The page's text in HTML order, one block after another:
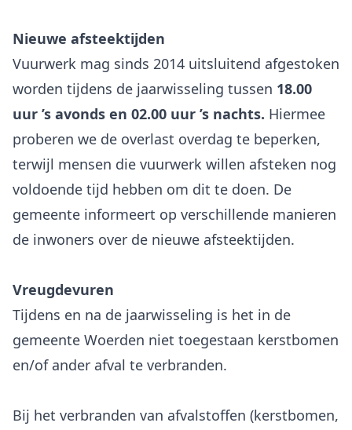
Nieuwe afsteektijden
Vuurwerk mag sinds 2014 uitsluitend afgestoken
worden tijdens de jaarwisseling tussen 18.00
uur ’s avonds en 02.00 uur ’s nachts. Hiermee
proberen we de overlast overdag te beperken,
terwijl mensen die vuurwerk willen afsteken nog
voldoende tijd hebben om dit te doen. De
gemeente informeert op verschillende manieren
de inwoners over de nieuwe afsteektijden.
Vreugdevuren
Tijdens en na de jaarwisseling is het in de
gemeente Woerden niet toegestaan kerstbomen
en/of ander afval te verbranden.
Bij het verbranden van afvalstoffen (kerstbomen,